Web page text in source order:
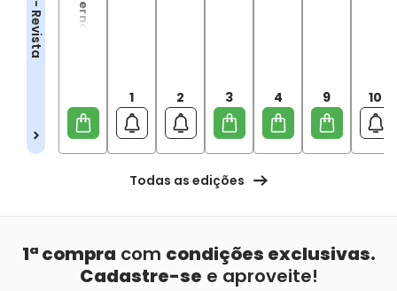
1 2 3 4 9 10
Todas as edições